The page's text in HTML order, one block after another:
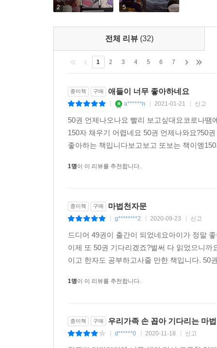
(1) 대한민국 대표 한자 학습만화가 AR 체험형 에
2,000만 독자가 선택한 마법천자문은 지난 15년
이야기를 읽으면서 한자 마법을 반복하다 보면
어휘능력도 부쩍 향상됩니다.
이번 개정판은 눈으로 한자를 읽고 입으로 뜻과
기억하도록 AR 영상을 수록하였는데, AR 영상을
주입식 한자 교육이 아닌, AR 한자마법으로 즐기
① 한자가 저절로 기억되는 이미지 한자 학습서
② 한자 공부의 자신감을 키워 주는 최적의 한자 구
한자 급수 시험을 대비하면서도 공부 부담은 덜도
특히 1~5권은 한자 공부를 막 시작하는 어린이를
③ 한자를 ‘체험’하는 증강현실(AR) 한자 학습서
특히 쓰기 기능이 있어, 정확한 획순에 따라 한자
학습을 잘 마무리할 수 있도록 스토리텔링이 접
2 5
전체 리뷰 (32)
1 2 3 4 5 6 7
종이책 구매 애들이 너무 좋아하네요
a******n 2021-01-21 신고
50권 언제나오나요 빨리 보고싶대요코로나
150자 채우기 어렵네요 50권 언제나와요?50
좋아하는 책입니다보고보고 또보는 책이엥
1명이 이 리뷰를 추천합니다.
종이책 구매 마법천자문
g********2 2020-09-23 신고
드디어 49권이 출간이 되었네요아이가 정말
이제 또 50권 기다리겠죠?벌써 다 읽었으니
이고 한자도 공부하고사줄 만한 책입니다. 50
1명이 이 리뷰를 추천합니다.
종이책 구매 우리가족 손 꼽아 기다리는 마
d******0 2020-11-18 신고